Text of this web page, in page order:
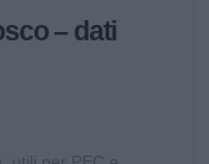
– dati